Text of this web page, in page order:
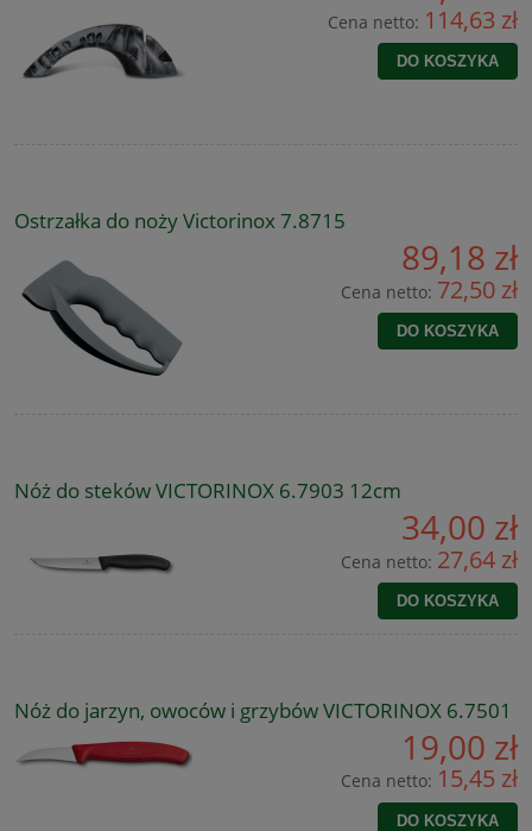
Cena netto: 114,63 zł
DO KOSZYKA
Ostrzałka do noży Victorinox 7.8715
89,18 zł
Cena netto: 72,50 zł
DO KOSZYKA
Nóż do steków VICTORINOX 6.7903 12cm
34,00 zł
Cena netto: 27,64 zł
DO KOSZYKA
Nóż do jarzyn, owoców i grzybów VICTORINOX 6.7501
19,00 zł
Cena netto: 15,45 zł
DO KOSZYKA